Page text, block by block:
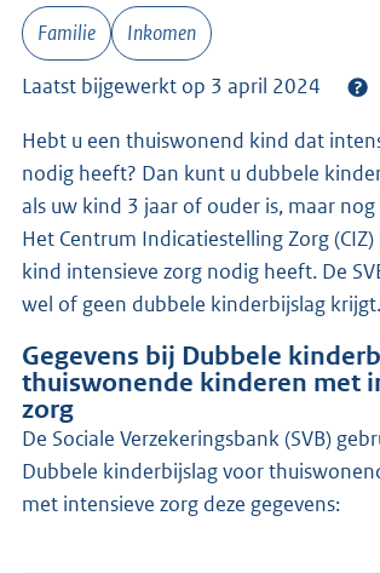
Familie
Inkomen
Laatst bijgewerkt op 3 april 2024
Hebt u een thuiswonend kind dat intensieve zorg
nodig heeft? Dan kunt u dubbele
als uw kind 3 jaar of ouder is, maar
Het Centrum Indicatiestelling Zorg
kind intensieve zorg nodig heeft. De
wel of geen dubbele kinderbijslag krijgt.
Gegevens bij Dubbele
thuiswonende kinderen met
zorg
de Sociale Verzekeringsbank (SVB) gebruikt voor
Dubbele kinderbijslag voor
met intensieve zorg deze gegevens: